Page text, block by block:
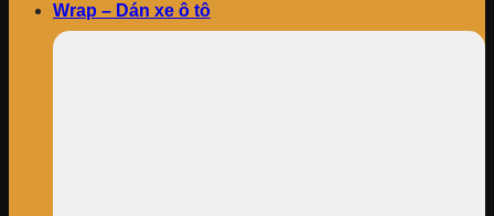
Wrap – Dán xe ô tô